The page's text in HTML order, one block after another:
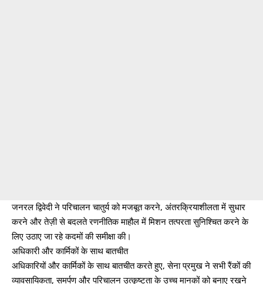
जनरल द्विवेदी ने परिचालन चातुर्य को मजबूत करने, अंतरक्रियाशीलता में सुधार
करने और तेज़ी से बदलते रणनीतिक माहौल में मिशन तत्परता सुनिश्चित करने के
लिए उठाए जा रहे कदमों की समीक्षा की।
अधिकारी और कार्मिकों के साथ बातचीत
अधिकारियों और कार्मिकों के साथ बातचीत करते हुए, सेना प्रमुख ने सभी रैंकों की
व्यावसायिकता, समर्पण और परिचालन उत्कृष्टता के उच्च मानकों को बनाए रखने